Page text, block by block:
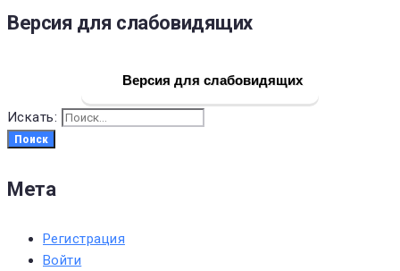
Версия для слабовидящих
Версия для слабовидящих
Искать:
Поиск
Мета
Регистрация
Войти